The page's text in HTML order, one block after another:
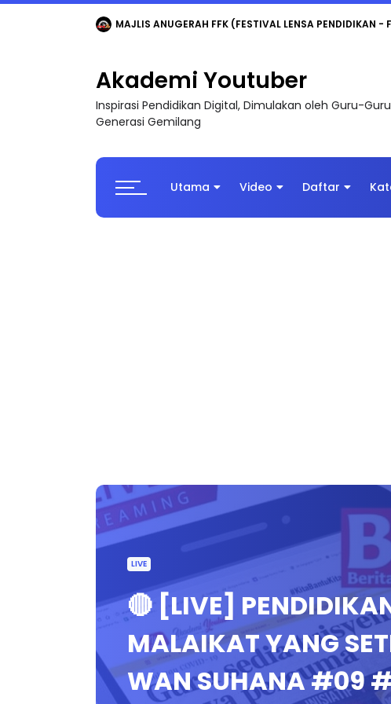
MAJLIS ANUGERAH FFK (FESTIVAL LENSA PENDIDIKAN -
Akademi Youtuber
Inspirasi Pendidikan Digital, Dimulakan oleh Guru-
Generasi Gemilang
Utama Video Daftar
LIVE
🔴 [LIVE]
MALAIKAT YANG
WAN SUHANA #09